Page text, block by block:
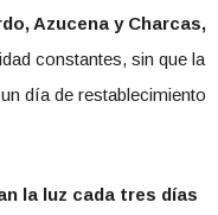
Azucena y Charcas,
constantes, sin que la
día de restablecimiento
la luz cada tres días